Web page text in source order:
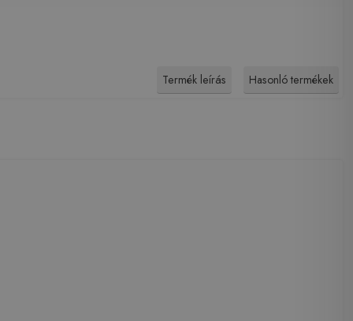
Termék leírás Hasonló termékek